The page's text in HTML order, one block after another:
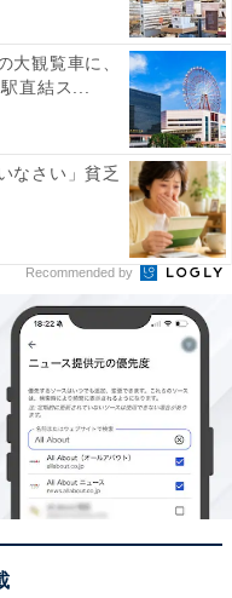
レビ周りに馴染んで
で楽しみたい人や、テ
する人には、おすすめ
報】JBL「サウンドバ
中【5月27日】
大観覧車に、
直結ス...
なさい」貧乏
Recommended by